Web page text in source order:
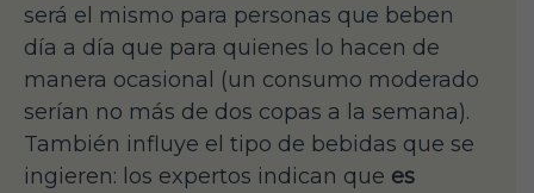
será el mismo para personas que beben
día a día que para quienes lo hacen de
manera ocasional (un consumo moderado
serían no más de dos copas a la semana).
También influye el tipo de bebidas que se
ingieren: los expertos indican que es